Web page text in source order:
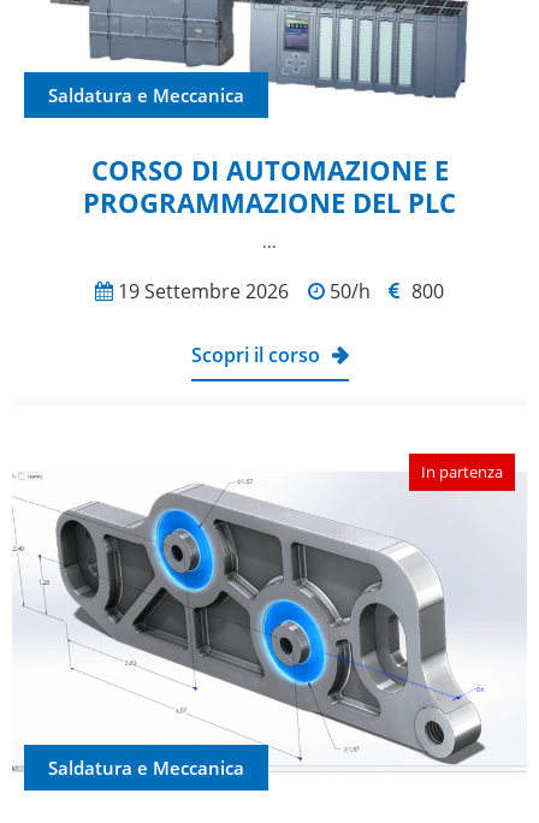
Saldatura e Meccanica
CORSO DI AUTOMAZIONE E
PROGRAMMAZIONE DEL PLC
...
19 Settembre 2026 50/h 800
Scopri il corso
In partenza
Saldatura e Meccanica